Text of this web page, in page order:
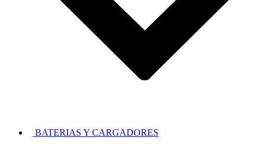
BATERIAS Y CARGADORES